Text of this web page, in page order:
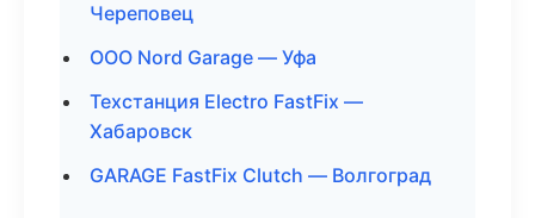
Череповец
ООО Nord Garage — Уфа
Техстанция Electro FastFix —
Хабаровск
GARAGE FastFix Clutch — Волгоград